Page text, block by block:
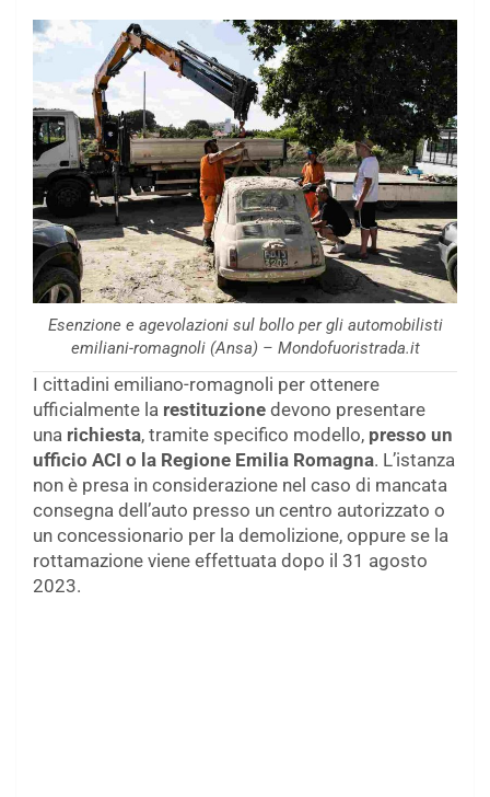
Esenzione e agevolazioni sul bollo per gli automobilisti
emiliani-romagnoli (Ansa) – Mondofuoristrada.it
I cittadini emiliano-romagnoli per ottenere
ufficialmente la restituzione devono presentare
una richiesta, tramite specifico modello, presso un
ufficio ACI o la Regione Emilia Romagna. L’istanza
non è presa in considerazione nel caso di mancata
consegna dell’auto presso un centro autorizzato o
un concessionario per la demolizione, oppure se la
rottamazione viene effettuata dopo il 31 agosto
2023.